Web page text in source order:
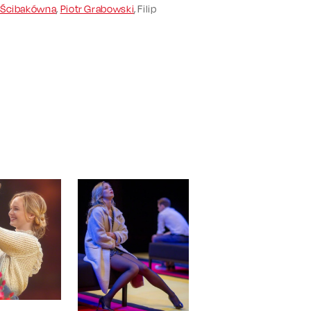
, Piotr Grabowski, Filip